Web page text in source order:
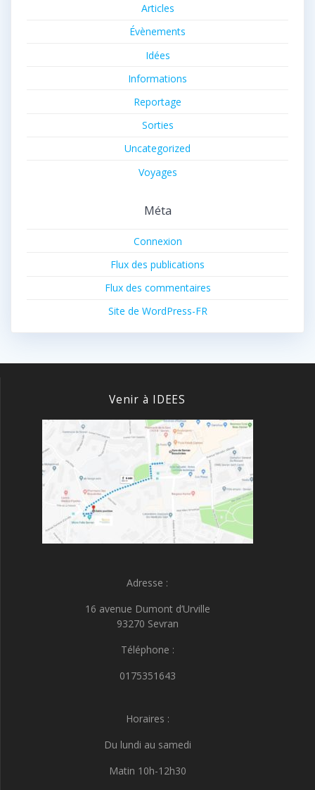
Articles
Évènements
Idées
Informations
Reportage
Sorties
Uncategorized
Voyages
Méta
Connexion
Flux des publications
Flux des commentaires
Site de WordPress-FR
Venir à IDEES
Adresse :
16 avenue Dumont d’Urville
93270 Sevran
Téléphone :
0175351643
Horaires :
Du lundi au samedi
Matin 10h-12h30